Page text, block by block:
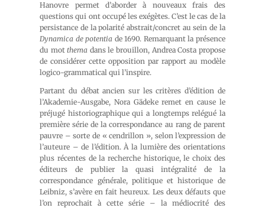
Hanovre permet d’aborder à nouveaux frais des
questions qui ont occupé les exégètes. C’est le cas de la
persistance de la polarité abstrait/concret au sein de la
Dynamica de potentia de 1690. Remarquant la présence
du motthema dans le brouillon, Andrea Costa propose
de considérer cette opposition par rapport au modèle
logico-grammatical qui l’inspire.
Partant du débat ancien sur les critères d’édition de
l’Akademie-Ausgabe, Nora Gädeke remet en cause le
préjugé historiographique qui a longtemps relégué la
première série de la correspondance au rang de parent
pauvre – sorte de « cendrillon », selon l’expression de
l’auteure – de l’édition. À la lumière des orientations
plus récentes de la recherche historique, le choix des
éditeurs de publier la quasi intégralité de la
correspondance générale, politique et historique de
Leibniz, s’avère en fait heureux. Les deux défauts que
l’on reprochait à cette série – la médiocrité des